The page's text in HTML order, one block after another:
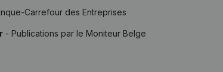
Carrefour des Entreprises
- Publications par le Moniteur Belge